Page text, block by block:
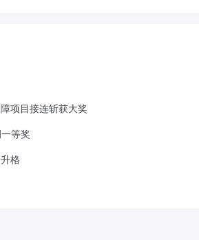
项目接连斩获大奖
等奖
格